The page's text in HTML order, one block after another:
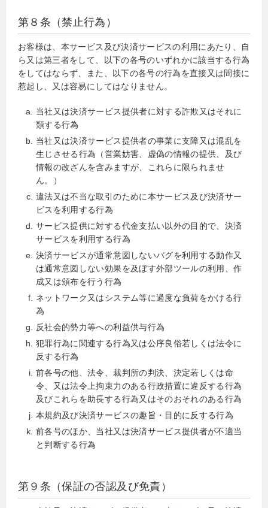
第８条（禁止行為）
お客様は、本サービス及び決済サービスの利用にあたり、自
ら又は第三者をして、以下の各号のいずれかに該当する行為
をしてはならず、また、以下の各号の行為を直接又は間接に
惹起し、又は容易にしてはなりません。
当社又は決済サービス提供者に対する詐欺又はそれに
類する行為
当社又は決済サービス提供者の事業に支障又は混乱を
生じさせる行為（営業妨害、虚偽の情報の提供、及び
情報の改ざんを含みますが、これらに限られませ
ん。）
違法又は不当な取引のために本サービス及び決済サー
ビスを利用する行為
サービス提供に対する代金支払い以外の目的で、決済
サービスを利用する行為
決済サービスが通常意図しないバグを利用する動作又
は通常意図しない効果を及ぼす外部ツールの利用、作
成又は頒布を行う行為
ネットワーク又はシステム等に過度な負荷をかける行
為
反社会的勢力等への利益供与行為
犯罪行為に関連する行為又は公序良俗若しくは法令に
反する行為
前各号の他、法令、裁判所の判決、決定若しくは命
令、又は法令上拘束力のある行政措置に違反する行為
及びこれらを助長する行為又はそのおそれのある行為
本規約及び決済サービスの趣旨・目的に反する行為
前各号のほか、当社又は決済サービス提供者が不適当
と判断する行為
第９条（保証の否認及び免責）